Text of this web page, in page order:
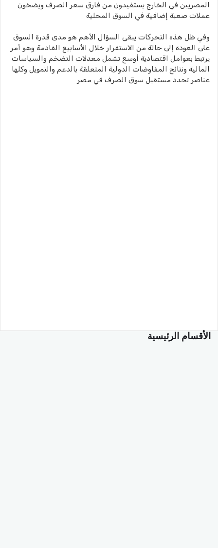
المصريين في الخارج يستفيدون من فارق سعر الصرف ويضخون
عملات صعبة إضافية في السوق المحلية
وفي ظل هذه التحركات يبقى السؤال الأهم هو مدى قدرة السوق
على العودة إلى حالة من الاستقرار خلال الأسابيع القادمة وهو أمر
يرتبط بعوامل اقتصادية أوسع تشمل معدلات التضخم والسياسات
المالية ونتائج المفاوضات الدولية المتعلقة بالدعم والتمويل وكلها
عناصر تحدد مستقبل سوق الصرف في مصر
الأقسام الرئيسية